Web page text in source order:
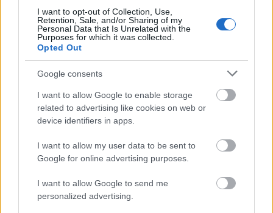
I want to opt-out of Collection, Use,
Retention, Sale, and/or Sharing of my
Personal Data that Is Unrelated with the
Purposes for which it was collected.
Opted Out
Google consents
I want to allow Google to enable storage
related to advertising like cookies on web or
device identifiers in apps.
I want to allow my user data to be sent to
Google for online advertising purposes.
I want to allow Google to send me
personalized advertising.